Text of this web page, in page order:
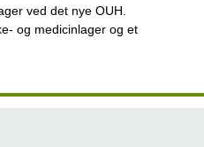
ved det nye OUH.
og medicinlager og et